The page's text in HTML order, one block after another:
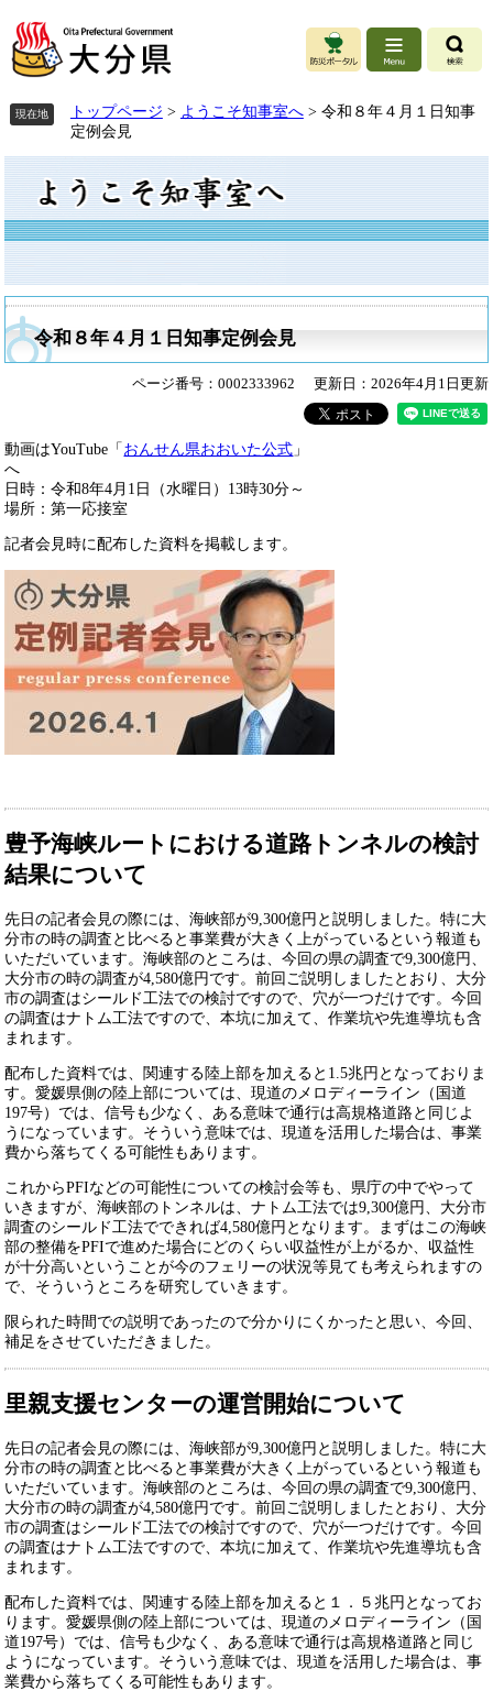
ジ
の
頭
で
ジ
の
頭
で
ュ
ー
飛
ば
て
本
文
へ
現在地 トップページ > ようこそ知事室へ > 令和８年４月１日知事
定例会見
本
文
令和８年４月１日知事定例会見
ページ番号：0002333962 更新日：2026年4月1日更新
動画はYouTube「 おんせん県おおいた公式 」
日時：令和8年4月1日（水曜日）13時30分～
場所：第一応接室
記者会見時に配布した資料を掲載します。
豊予海峡ルートにおける道路トンネルの検討
結果について
先日の記者会見の際には、海峡部が9,300億円と説明しました。特に大
分市の時の調査と比べると事業費が大きく上がっているという報道も
いただいています。海峡部のところは、今回の県の調査で9,300億円、
大分市の時の調査が4,580億円です。前回ご説明しましたとおり、大分
市の調査はシールド工法での検討ですので、穴が一つだけです。今回
の調査はナトム工法ですので、本坑に加えて、作業坑や先進導坑も含
まれます。
配布した資料では、関連する陸上部を加えると1.5兆円となっておりま
す。愛媛県側の陸上部については、現道のメロディーライン（国道
197号）では、信号も少なく、ある意味で通行は高規格道路と同じよ
うになっています。そういう意味では、現道を活用した場合は、事業
費から落ちてくる可能性もあります。
これからPFIなどの可能性についての検討会等も、県庁の中でやって
いきますが、海峡部のトンネルは、ナトム工法では9,300億円、大分市
調査のシールド工法でできれば4,580億円となります。まずはこの海峡
部の整備をPFIで進めた場合にどのくらい収益性が上がるか、収益性
が十分高いということが今のフェリーの状況等見ても考えられますの
で、そういうところを研究していきます。
限られた時間での説明であったので分かりにくかったと思い、今回、
補足をさせていただきました。
里親支援センターの運営開始について
先日の記者会見の際には、海峡部が9,300億円と説明しました。特に大
分市の時の調査と比べると事業費が大きく上がっているという報道も
いただいています。海峡部のところは、今回の県の調査で9,300億円、
大分市の時の調査が4,580億円です。前回ご説明しましたとおり、大分
市の調査はシールド工法での検討ですので、穴が一つだけです。今回
の調査はナトム工法ですので、本坑に加えて、作業坑や先進導坑も含
まれます。
配布した資料では、関連する陸上部を加えると１．５兆円となってお
ります。愛媛県側の陸上部については、現道のメロディーライン（国
道197号）では、信号も少なく、ある意味で通行は高規格道路と同じ
ようになっています。そういう意味では、現道を活用した場合は、事
業費から落ちてくる可能性もあります。